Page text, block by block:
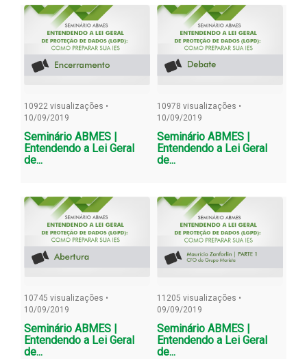
10922 visualizações •
10/09/2019
Seminário ABMES |
Entendendo a Lei Geral
de...
10978 visualizações •
10/09/2019
Seminário ABMES |
Entendendo a Lei Geral
de...
10745 visualizações •
10/09/2019
Seminário ABMES |
Entendendo a Lei Geral
de...
11205 visualizações •
09/09/2019
Seminário ABMES |
Entendendo a Lei Geral
de...